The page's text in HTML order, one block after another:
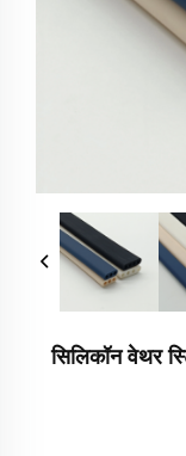
सिलिकॉन वेथर